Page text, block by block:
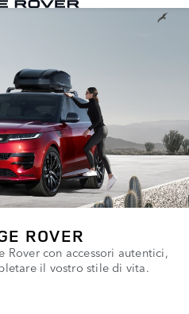
ROVER
Rover con accessori autentici,
il vostro stile di vita.